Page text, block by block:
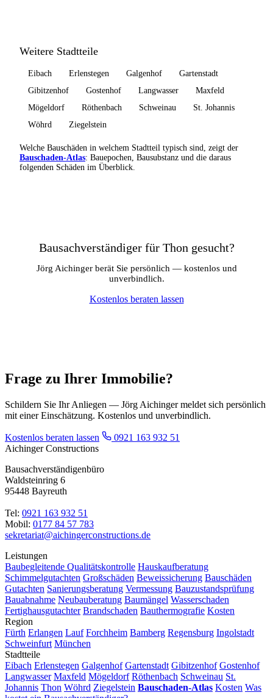
Weitere Stadtteile
Eibach Erlenstegen Galgenhof
Gartenstadt
Gibitzenhof
Gostenhof Langwasser
Maxfeld
Mögeldorf
Röthenbach Schweinau
St. Johannis
Wöhrd
Ziegelstein
Welche Bauschäden in welchem Stadtteil typisch sind, zeigt der
Bauschaden-Atlas: Bauepochen, Bausubstanz und die daraus
folgenden Schäden im Überblick.
Bausachverständiger für Thon gesucht?
Jörg Aichinger berät Sie persönlich — kostenlos und
unverbindlich.
Kostenlos beraten lassen
Frage zu Ihrer Immobilie?
Schildern Sie Ihr Anliegen — Jörg Aichinger meldet sich persönlich
mit einer Einschätzung. Kostenlos und unverbindlich.
Kostenlos beraten lassen
0921 163 932 51
Aichinger Constructions
Bausachverständigenbüro
Waldsteinring 6
95448 Bayreuth
Tel: 0921 163 932 51
Mobil: 0177 84 57 783
sekretariat@aichingerconstructions.de
Leistungen
Baubegleitende Qualitätskontrolle Hauskaufberatung
Schimmelgutachten Großschäden Beweissicherung Bauschäden
Gutachten Sanierungsberatung Vermessung Bauzustandsprüfung
Bauabnahme Neubauberatung Baumängel Wasserschaden
Fertighausgutachter Brandschaden Bauthermografie Kosten
Region
Fürth Erlangen Lauf Forchheim Bamberg Regensburg Ingolstadt
Schweinfurt München
Stadtteile
Eibach Erlenstegen Galgenhof Gartenstadt Gibitzenhof Gostenhof
Langwasser Maxfeld Mögeldorf Röthenbach Schweinau St.
Johannis Thon Wöhrd Ziegelstein Bauschaden-Atlas Kosten Was